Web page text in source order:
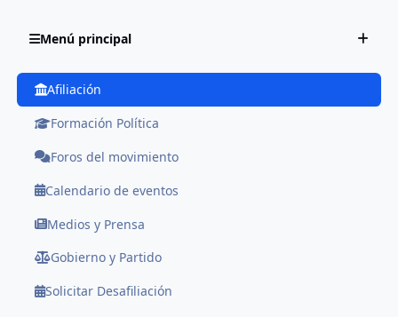
Menú principal
Afiliación
Formación Política
Foros del movimiento
Calendario de eventos
Medios y Prensa
Gobierno y Partido
Solicitar Desafiliación